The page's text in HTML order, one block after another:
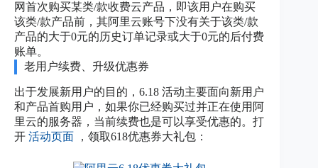
网首次购买某类/款收费云产品，即该用户在购买
该类/款产品前，其阿里云账号下没有关于该类/款
产品的大于0元的历史订单记录或大于0元的后付费
账单。
老用户续费、升级优惠券
出于发展新用户的目的，6.18 活动主要面向新用户
和产品首购用户，如果你已经购买过并正在使用阿
里云的服务器，当前续费也是可以享受优惠的。打
开 活动页面 ，领取618优惠券大礼包：